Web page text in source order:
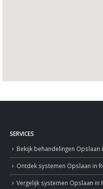
SERVICES
Bekijk behandelingen Opslaan
Ontdek systemen Opslaan in
Vergelijk systemen Opslaan in